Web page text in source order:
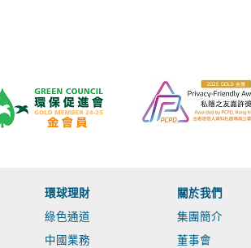
環球理財
綠色通道
中國業務
關於我們
集團簡介
董事會